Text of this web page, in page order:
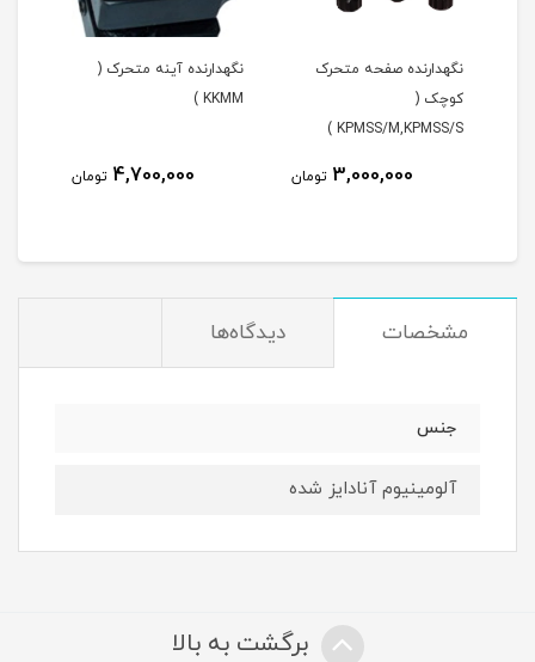
نگهدارنده صفحه متحرک
کوچک (
KPMSS/M,KPMSS/S )
3,000,000 تومان
نگهدارنده آینه متحرک (
KKMM )
4,700,000 تومان
مشخصات دیدگاه‌ها
جنس
آلومینیوم آنادایز شده
برگشت به بالا